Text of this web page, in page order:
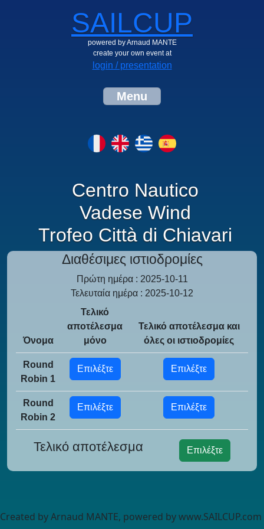
SAILCUP
powered by Arnaud MANTE
create your own event at
login / presentation
Menu
Centro Nautico
Vadese Wind
Trofeo Città di Chiavari
Διαθέσιμες ιστιοδρομίες
Πρώτη ημέρα : 2025-10-11
Τελευταία ημέρα : 2025-10-12
Όνομα
Τελικό
αποτέλεσμα
μόνο
Τελικό αποτέλεσμα και
όλες οι ιστιοδρομίες
Round
Robin 1
Επιλέξτε Επιλέξτε
Round
Robin 2
Επιλέξτε Επιλέξτε
Τελικό αποτέλεσμα Επιλέξτε
Created by Arnaud MANTE, powered by www.SAILCUP.com